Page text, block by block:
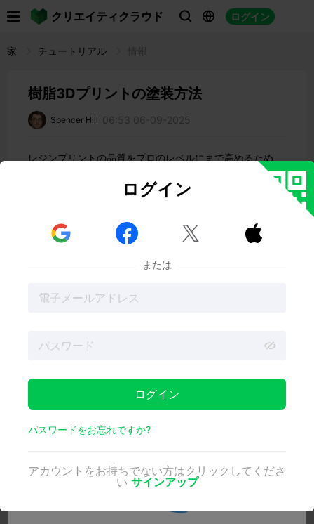
クリエイティクラウド   ログイン
家 チュートリアル
樹脂3Dプリントの塗装方法
Spencer Hill 06:53 06-09-2025
レジンプリントの品質をプロのレベルにまで高めるため
に、最後の重要なステップは塗装です。しかし、洗練され
た仕上がりを実現するには、塗装の技術だけでなく、事前
の入念な準備が必要です。この最初のステップを怠ると、
くなったりして、全体の仕上がりが損なわれてしまいま
樹脂プリントの印刷後の包括的な洗浄と
レジンでプリントした後、望ましい品質を得るためには、
プリントを徹底的に洗浄し、硬化させることが不可欠で
ントを浸し、余分な樹脂を取り除きます。残った樹脂がフ
ログイン
  
または
ログイン
パスワードをお忘れですか?
アカウントをお持ちでない方はクリックしてくださ
い サインアップ